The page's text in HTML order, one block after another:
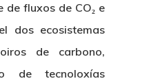
de fluxos de CO₂ e
dos ecosistemas
de carbono,
de tecnoloxías